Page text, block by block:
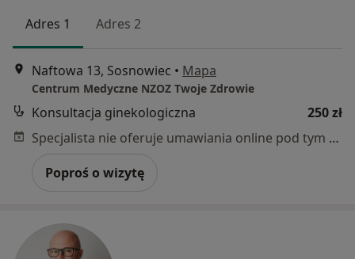
Adres 1 Adres 2
Naftowa 13, Sosnowiec • Mapa
Centrum Medyczne NZOZ Twoje Zdrowie
Konsultacja ginekologiczna
250 zł
Specjalista nie oferuje umawiania online pod tym adresem.
Poproś o wizytę